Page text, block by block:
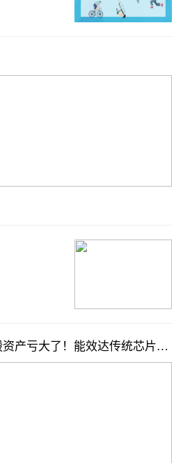
产亏大了！能效达传统芯片14
附概念股）